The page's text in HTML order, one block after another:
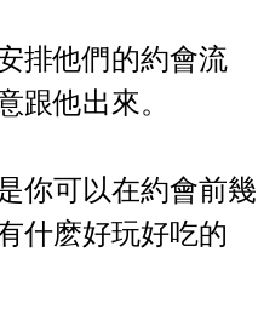
排他們的約會流
他出來。
你可以在約會前幾
什麽好玩好吃的